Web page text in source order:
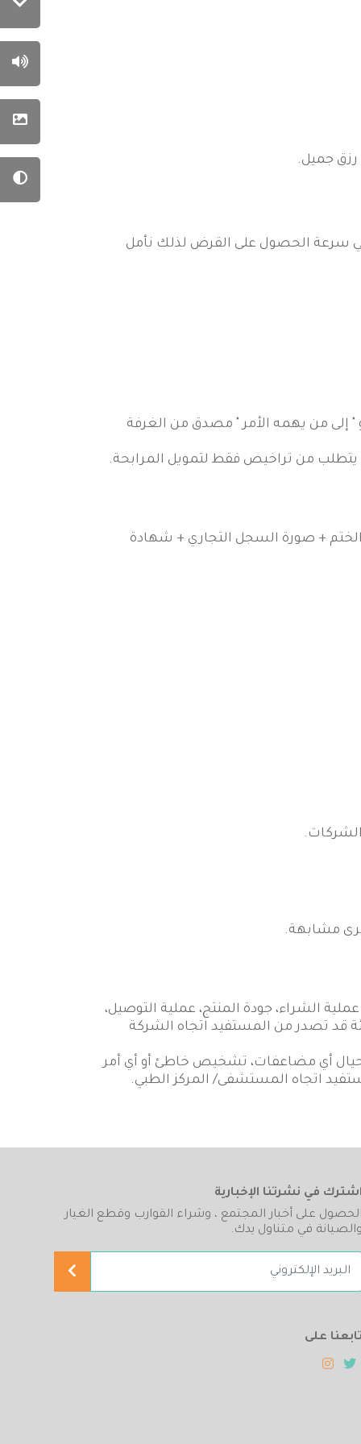
سرعة الحصول على القرض لذلك نأمل
" إلى من يهمه الأمر " مصدق من الغرفة
يتطلب من تراخيص فقط لتمويل المرابحة.
+ صورة السجل التجاري + شهادة
مشابهة.
الشراء، جودة المنتج، عملية التوصيل،
قد تصدر من المستفيد اتجاه الشركة
حيال أي مضاعفات، تشخيص خاطئ أو أي أمر
اتجاه المستشفى/ المركز الطبي.
في نشرتنا الإخبارية
على أخبار المجتمع ، وشراء القوارب وقطع الغيار
في متناول يدك.
على